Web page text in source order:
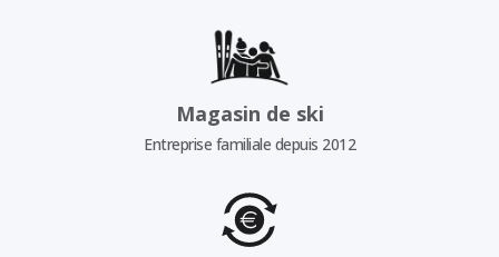
Magasin de ski
Entreprise familiale depuis 2012